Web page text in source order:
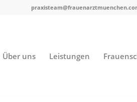
Über uns Leistungen